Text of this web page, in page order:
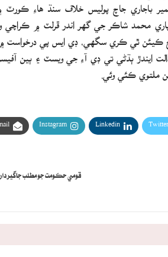
باجاري جاچ پوليس خلاف سنڌ هاءِ ڪورٽ
محمد شاڪر جي گهر اندر ڦرلٽ ۾
ڪيئن ٿي ڪري سگهي، ڊي ايس پي درخواست ۾
ايندڙ ٻڌڻي تي ڊي آءِ جي ويسٽ ۽ ٻين
Twitter
Linkedin
Instagram
قومي حڪومت جو مطلب